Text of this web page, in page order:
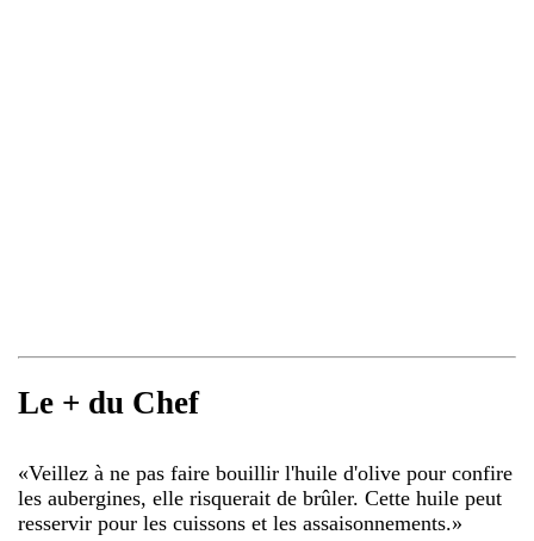
Le + du Chef
«Veillez à ne pas faire bouillir l'huile d'olive pour confire
les aubergines, elle risquerait de brûler. Cette huile peut
resservir pour les cuissons et les assaisonnements.»